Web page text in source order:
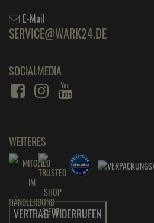
E-Mail
SERVICE@WARK24.DE
SOCIALMEDIA
WEITERES
VERTRAG WIDERRUFEN